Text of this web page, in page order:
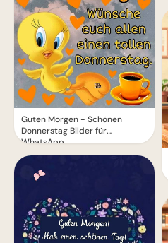
Guten Morgen - Schönen
Donnerstag Bilder für
WhatsApp